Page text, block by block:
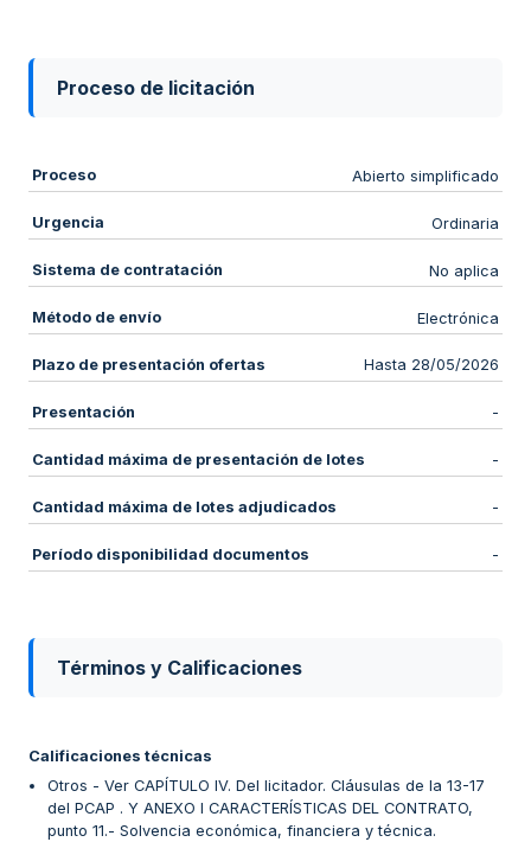
Proceso de licitación
Proceso Abierto simplificado
Urgencia Ordinaria
Sistema de contratación No aplica
Método de envío Electrónica
Plazo de presentación ofertas Hasta 28/05/2026
Presentación -
Cantidad máxima de presentación de lotes -
Cantidad máxima de lotes adjudicados -
Período disponibilidad documentos -
Términos y Calificaciones
Calificaciones técnicas
Otros - Ver CAPÍTULO IV. Del licitador. Cláusulas de la 13-17
del PCAP . Y ANEXO I CARACTERÍSTICAS DEL CONTRATO,
punto 11.- Solvencia económica, financiera y técnica.